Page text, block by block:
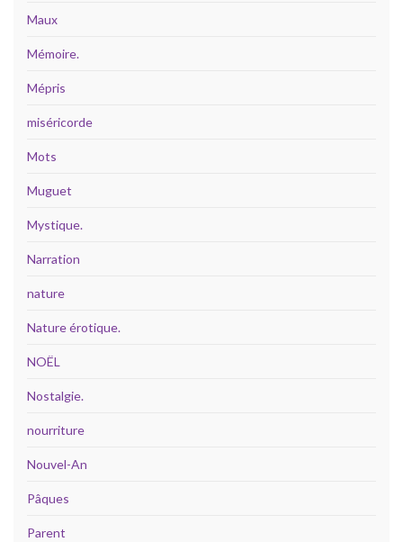
Maux
Mémoire.
Mépris
miséricorde
Mots
Muguet
Mystique.
Narration
nature
Nature érotique.
NOËL
Nostalgie.
nourriture
Nouvel-An
Pâques
Parent